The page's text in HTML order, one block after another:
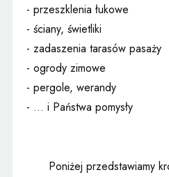
- przeszklenia łukowe
- ściany, świetliki
- zadaszenia tarasów pasaży
- ogrody zimowe
- pergole, werandy
- ... i Państwa pomysły
Poniżej przedstawiamy